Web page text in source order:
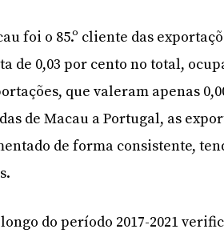
foi o 85.º cliente das
de 0,03 por cento no total,
que valeram apenas
de Macau a Portugal, as
de forma consistente,
longo do período 2017-2021